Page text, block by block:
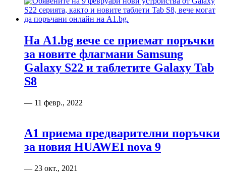
На А1.bg вече се приемат поръчки
за новите флагмани Samsung
Galaxy S22 и таблетите Galaxy Tab
S8
— 11 февр., 2022
А1 приема предварителни поръчки
за новия HUAWEI nova 9
— 23 окт., 2021